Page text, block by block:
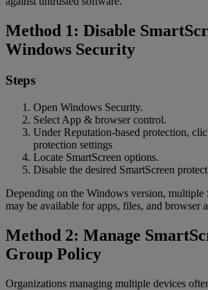
Method 1: Disable
Windows Security
Steps
Open Windows Security.
Select App & browser control.
Under Reputation-based protection,
protection settings
Locate SmartScreen options.
Disable the desired SmartScreen
Depending on the Windows version, multiple
may be available for apps, files, and browser
Method 2: Manage
Group Policy
Organizations managing multiple devices